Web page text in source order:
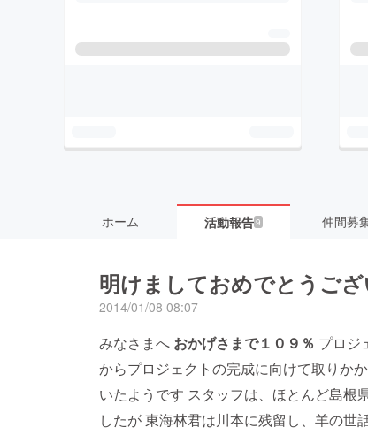
ホーム 活動報告9 仲間募
明けましておめでとうご
2014/01/08 08:07
みなさまへ おかげさまで１０９％ プロジ
からプロジェクトの完成に向けて取りか
いたようです スタッフは、ほとんど島根
したが 東海林君は川本に残留し、羊の